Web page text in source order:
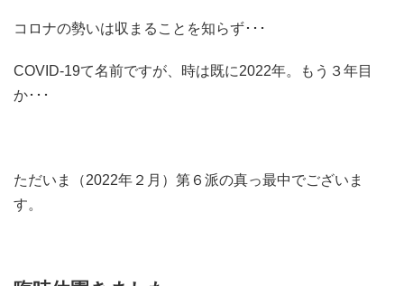
コロナの勢いは収まることを知らず･･･
COVID-19て名前ですが、時は既に2022年。もう３年目
か･･･
ただいま（2022年２月）第６派の真っ最中でございま
す。